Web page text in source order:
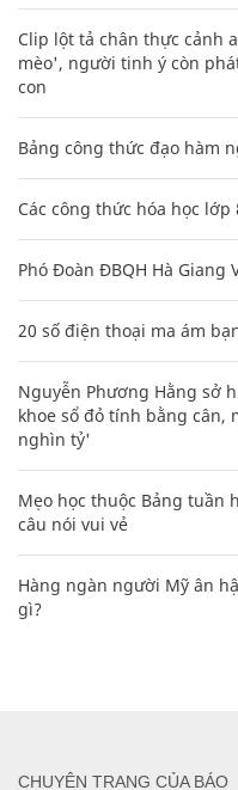
Clip lột tả chân thực cảnh
mèo', người tinh ý còn
con
Bảng công thức đạo hàm
Các công thức hóa học
Phó Đoàn ĐBQH Hà Giang
20 số điện thoại ma ám
Nguyễn Phương Hằng sở
khoe sổ đỏ tính bằng cân,
nghìn tỷ'
Mẹo học thuộc Bảng tuần
câu nói vui vẻ
Hàng ngàn người Mỹ ân
gì?
CHUYÊN TRANG CỦA BÁO